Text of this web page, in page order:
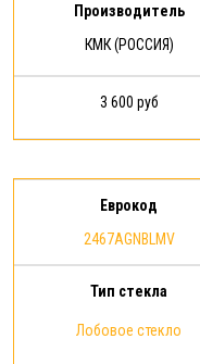
Производитель
КМК (РОССИЯ)
3 600 руб
Еврокод
2467AGNBLMV
Тип стекла
Лобовое стекло